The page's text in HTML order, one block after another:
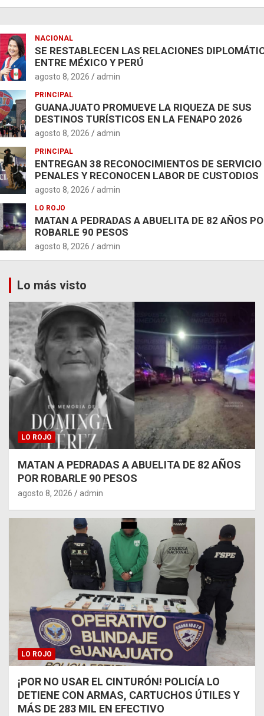
NACIONAL
SE RESTABLECEN LAS RELACIONES
ENTRE MÉXICO Y PERÚ
agosto 8, 2026 admin
PRINCIPAL
GUANAJUATO PROMUEVE LA RIQUEZA DE SUS
DESTINOS TURÍSTICOS EN LA FENAPO 2026
agosto 8, 2026 admin
PRINCIPAL
ENTREGAN 38 RECONOCIMIENTOS DE SERVICIO
PENALES Y RECONOCEN LABOR DE CUSTODIOS
agosto 8, 2026 admin
LO ROJO
MATAN A PEDRADAS A ABUELITA DE 82 AÑOS
ROBARLE 90 PESOS
agosto 8, 2026 admin
Lo más visto
LO ROJO
MATAN A PEDRADAS A ABUELITA DE 82 AÑOS
POR ROBARLE 90 PESOS
agosto 8, 2026 admin
LO ROJO
¡POR NO USAR EL CINTURÓN! POLICÍA LO
DETIENE CON ARMAS, CARTUCHOS ÚTILES Y
MÁS DE 283 MIL EN EFECTIVO